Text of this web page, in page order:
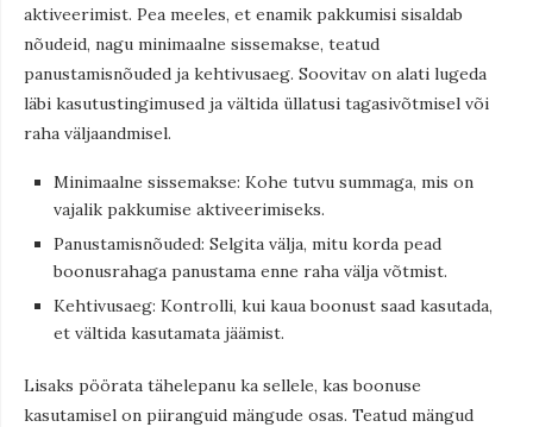
aktiveerimist. Pea meeles, et enamik pakkumisi sisaldab
nõudeid, nagu minimaalne sissemakse, teatud
panustamisnõuded ja kehtivusaeg. Soovitav on alati lugeda
läbi kasutustingimused ja vältida üllatusi tagasivõtmisel või
raha väljaandmisel.
Minimaalne sissemakse: Kohe tutvu summaga, mis on
vajalik pakkumise aktiveerimiseks.
Panustamisnõuded: Selgita välja, mitu korda pead
boonusrahaga panustama enne raha välja võtmist.
Kehtivusaeg: Kontrolli, kui kaua boonust saad kasutada,
et vältida kasutamata jäämist.
Lisaks pöörata tähelepanu ka sellele, kas boonuse
kasutamisel on piiranguid mängude osas. Teatud mängud